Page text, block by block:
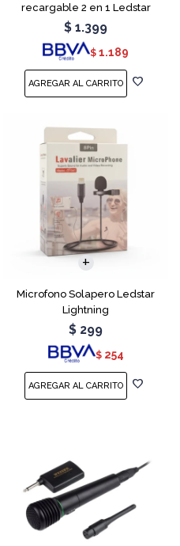
recargable 2 en 1 Ledstar
SR-133
$ 1.399
$ 1.189
Microfono Solapero Ledstar
Lightning
$ 299
$ 254